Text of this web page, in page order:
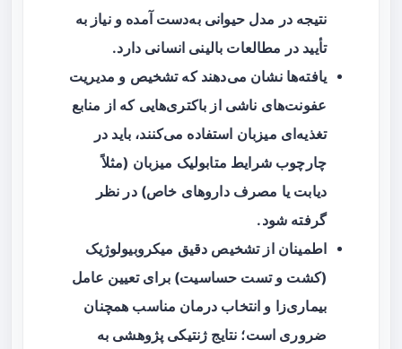
نتیجه در مدل حیوانی به‌دست آمده و نیاز به
تأیید در مطالعات بالینی انسانی دارد.
یافته‌ها نشان می‌دهند که تشخیص و مدیریت
عفونت‌های ناشی از باکتری‌هایی که از منابع
تغذیه‌ای میزبان استفاده می‌کنند، باید در
چارچوب شرایط متابولیک میزبان (مثلاً
دیابت یا مصرف داروهای خاص) در نظر
گرفته شود.
اطمینان از تشخیص دقیق میکروبیولوژیک
(کشت و تست حساسیت) برای تعیین عامل
بیماری‌زا و انتخاب درمان مناسب همچنان
ضروری است؛ نتایج ژنتیکی پژوهشی به